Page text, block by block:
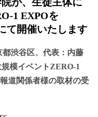
1 EXPOを
て開催いたします
都渋谷区、代表：内藤
模イベントZERO-1
道関係者様の取材の受